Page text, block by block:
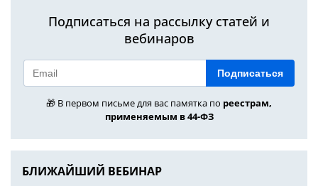
Подписаться на рассылку статей и
вебинаров
Подписаться
🎁 В первом письме для вас памятка по реестрам,
применяемым в 44-ФЗ
БЛИЖАЙШИЙ ВЕБИНАР